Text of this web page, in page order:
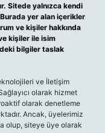
Sitede yalnızca kendi
Burada yer alan içerikler
ve kişiler hakkında
kişiler ile isim
bilgiler taslak
ve İletişim
olarak hizmet
olarak denetleme
Ancak, üyelerimiz
olup, siteye üye olarak